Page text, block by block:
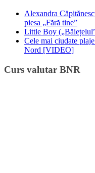
Alexandra
piesa „Fără tine”
Little Boy
Cele mai ciudate
Nord [VIDEO]
Curs valutar BNR